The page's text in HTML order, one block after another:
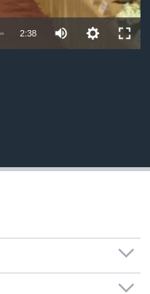
2:38